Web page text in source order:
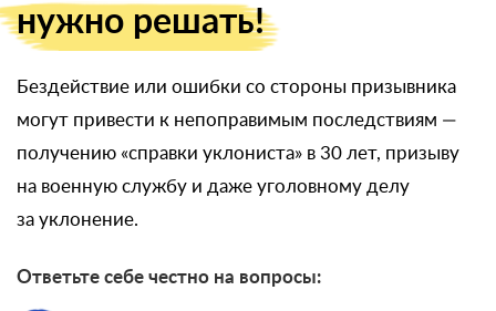
нужно решать!
Бездействие или ошибки со стороны призывника
могут привести к непоправимым последствиям —
получению «справки уклониста» в 30 лет, призыву
на военную службу и даже уголовному делу
за уклонение.
Ответьте себе честно на вопросы: